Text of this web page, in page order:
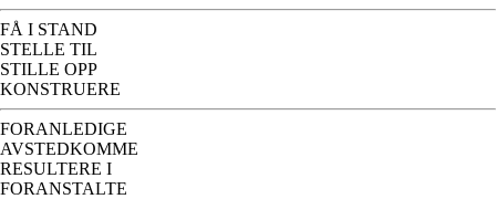
FÅ I STAND
STELLE TIL
STILLE OPP
KONSTRUERE
FORANLEDIGE
AVSTEDKOMME
RESULTERE I
FORANSTALTE